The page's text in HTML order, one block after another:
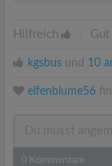
Hilfreich Gut
kgsbus und 10
elfenblume56
0 Kommentare